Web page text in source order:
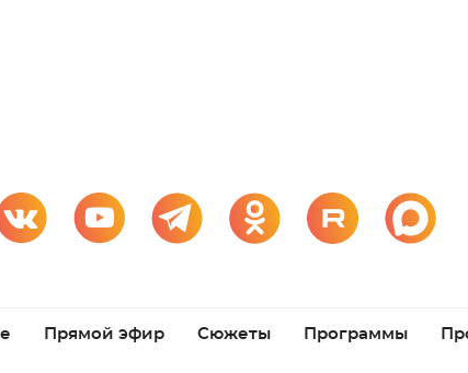
Прямой эфир Сюжеты Программы